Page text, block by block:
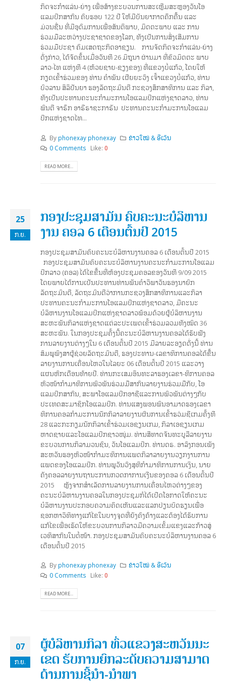
ກິດຈະກຳແລ່ນ-ຍ່າງ ເພື່ອສ້າງຂະບວນການສະເຫຼີມສະຫຼອງວັນໂອ
ແລມປິກສາກົນ ຄົບຮອບ 122 ປີ ໃຫ້ມີບັນຍາກາດຄຶກຄື້ນ ແລະ
ມ່ວນຊື່ນ ທີ່ມີອຸດົມການເພື່ອສັນຕິພາບ, ມິດຕະພາບ ແລະ ການ
ຮ່ວມມືລະຫວ່າງປະຊາຊາດຂອງໂລກ, ທັງເປັນການສົ່ງເສີມການ
ຮ່ວມມືປະຊາ ຄົມເສດຖະກິດອາຊຽນ. ການຈັດກິດຈະກຳແລ່ນ-ຍ່າງ
ດັ່ງກ່າວ, ໄດ້ຈັດຂຶ້ນເມື່ອວັນທີ 26 ມິຖຸນາ ຜ່ານມາ ທີ່ຂົວມິດຕະ ພາບ
ລາວ-ໄທ ແຫ່ງທີ 4 (ຫ້ວຍຊາຍ-ຊຽງຂອງ) ທີ່ແຂວງບໍ່ແກ້ວ, ໂດຍໃຫ້
ກຽດເຂົ້າຮ່ວມຂອງ ທ່ານ ຄຳພັນ ເຜີຍຍະວົງ ເຈົ້າແຂວງບໍ່ແກ້ວ, ທ່ານ
ບົວລານ ສິລິປັນຍາ ຮອງລັດຖະມົນຕີ ກະຊວງສຶກສາທິການ ແລະ ກິລາ,
ທັງເປັນປະທານຄະນະກໍາມະການໂອແລມປິກແຫ່ງຊາດລາວ, ທ່ານ
ພົນຕີ ຈາຣຶກ ອາຣີຣາຊະກາຣັນ ປະທານຄະນະກຳມະການໂອແລມ
ປິກແຫ່ງຊາດໄທ...
By phonexay phonexay
ຂ່າວໃໝ່ & ອີເວັນ
0 Comments
Like: 0
READ MORE...
25
ກ.ຍ.
ກອງປະຊຸມສາມັນ ຄົບຄະນະບໍລິຫານ
ງານ ຄອລ 6 ເດືອນຕົ້ນປີ 2015
ກອງປະຊຸມສາມັນຄົບຄະນະບໍລິຫານງານຄອລ 6 ເດືອນຕົ້ນປີ 2015
ກອງປະຊຸມສາມັນຄົບຄະນະບໍລິຫານງານຄະນະກຳມະການໂອແລມ
ປິກລາວ (ຄອລ) ໄດ້ໄຂຂື້ນທີ່ຫ້ອງປະຊຸມຄອລຂອງວັນທີ 9/09 2015
ໂດຍພາຍໄຕ້ການເປັນປະທານທ່ານພັນຄຳວິພາວັນຮອງນາຍົກ
ລັດຖະມົນຕີ, ລັດຖະມົນຕີວ່າການກະຊວງສຶກສາທິການແລະກິລາ
ປະທານຄະນະກຳມະການໂອແລມປິກແຫ່ງຊາດລາວ, ມີຄະນະ
ບໍລິຫານງານໂອແລມປິກແຫ່ງຊາດລາວພ້ອມດ້ວຍຜູ້ບໍລິຫານງານ
ສະຫະພັນກິລາແຫ່ງຊາດແຕ່ລະປະເພດເຂົ້າຮ່ວມລວມທັງໝົດ 36
ສະຫະພັນ. ໃນກອງປະຊຸມຄັ້ງນີ້ຄະນະບໍລິຫານງານຄອລໄດ້ຮັບຟັງ
ການລາຍງານຕ່າງໆໃນ 6 ເດືອນຕົ້ນປີ 2015 ມີລາຍລະອຽດດັ່ງນີ້ ທ່ານ
ສົມພູພົງສາຜູ້ຊ່ວຍລັດຖະມົນຕີ, ຮອງປະທານ-ເລຂາທິການຄອລໄດ້ຂື້ນ
ລາຍງານການເຄື່ອນໄຫວໃນໄລຍະ 06 ເດືອນຕົ້ນປີ 2015 ແລະວາງ
ແຜນຫົກເດືອນທ້າຍປີ. ທ່ານກະເສມອິນທະລາຮອງເລຂາ-ທິການຄອລ
ຫົວໜ້າກຳມາທິການພົວພັນຮ່ວມມືສາກົນລາຍງານຮ່ວມມືກັບ, ໂອ
ແລມປິກສາກົນ, ສະພາໂອແລມປິກອາຊີແລະການພົວພັນຕ່າງໆກັບ
ປະເທດສະມາຊິກໂອແລມປິກ. ທ່ານແສງພອນພົນອາມາດຮອງເລຂາ
ທິການຄອລກຳມະການນັກກິລາລາຍງານຜົນການເຂົ້າຮວ່ມຊີເກມຄັ້ງທີ
28 ແລະກະກຽມນັກກິລາເຂົ້າຮ່ວມເອຊຽນເກມ, ກິລາເອຊຽນເກມ
ຫາດຊາຍແລະໂອແລມປິກຊາວໜຸ່ມ. ທ່ານສີທາດຈັນທະບູລີລາຍງານ
ຂະບວນການກິລາມວນຊົນ, ວັນໂອແລມປິກ. ທ່ານດຣ. ອາລົງກອນເພັງ
ສະຫວັນຮອງຫົວໜ້າກຳມະທິການແພດກິລາລາຍງານວຽກງານການ
ແພດຂອງໂອແລມປິກ. ທ່ານພູວັນວົງສຸທິກຳມາທິການການເງິນ, ນາຍ
ຄັງຄອລລາຍງານຖານະການກວດກາການເງີນຂອງຄອລ 6 ເດືອນຕົ້ນປີ
2015 ຫຼັງຈາກສຳເລັດການລາຍງານການເຄື່ອນໄຫວຕ່າງໆຂອງ
ຄະນະບໍລິຫານງານຄອລໃນກອງປະຊຸມກໍໄດ້ເປີດໂອກາດໃຫ້ຄະນະ
ບໍລິຫານງານປະກອບຄວາມຄິດເຫັນແລະແລກປ່ຽນບົດຮຽນເພື່ອ
ຊອກຫາວິທິທາງແກ້ໄຂໃນບາງຈຸດທີ່ຍັງຄົງຄ້າງແລະຕ້ອງໄດ້ຮັບການ
ແກ້ໄຂເພື່ອເຮັດໃຫ້ຂະບວນການກິລາວມີຄວາມເຂັ້ມແຂງແລະກ້າວສູ່
ເວທິສາກົນໃນຕໍ່ໜ້າ. ກອງປະຊຸມສາມັນຄົບຄະນະບໍລິຫານງານຄອລ 6
ເດືອນຕົ້ນປີ 2015
By phonexay phonexay
ຂ່າວໃໝ່ & ອີເວັນ
0 Comments
Like: 0
READ MORE...
07
ກ.ຍ.
ຜູ້ບໍລິຫານກິລາ ທົ່ວແຂວງສະຫວັນນະ
ເຂດ ຮັບການຍົກລະດັບຄວາມສາມາດ
ດ້ານການຊີ້ນຳ-ນຳພາ